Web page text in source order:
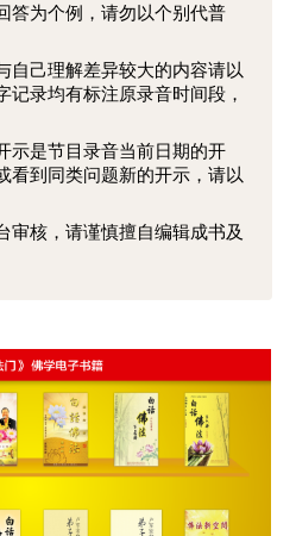
答为个例，请勿以个别代普
自己理解差异较大的内容请以
记录均有标注原录音时间段，
示是节目录音当前日期的开
看到同类问题新的开示，请以
审核，请谨慎擅自编辑成书及